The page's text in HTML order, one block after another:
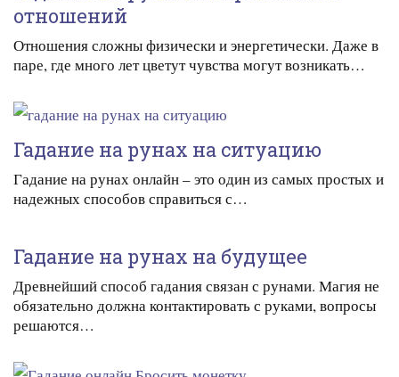
отношений
Отношения сложны физически и энергетически. Даже в
паре, где много лет цветут чувства могут возникать…
Гадание на рунах на ситуацию
Гадание на рунах онлайн – это один из самых простых и
надежных способов справиться с…
Гадание на рунах на будущее
Древнейший способ гадания связан с рунами. Магия не
обязательно должна контактировать с руками, вопросы
решаются…